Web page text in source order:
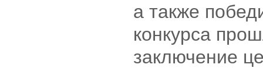
а также
конкурса
заключение